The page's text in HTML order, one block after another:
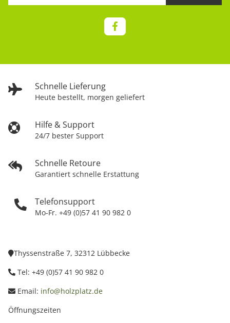
Schnelle Lieferung
Heute bestellt, morgen geliefert
Hilfe & Support
24/7 bester Support
Schnelle Retoure
Garantiert schnelle Erstattung
Telefonsupport
Mo-Fr. +49 (0)57 41 90 982 0
Thyssenstraße 7, 32312 Lübbecke
Tel: +49 (0)57 41 90 982 0
Email: info@holzplatz.de
Öffnungszeiten